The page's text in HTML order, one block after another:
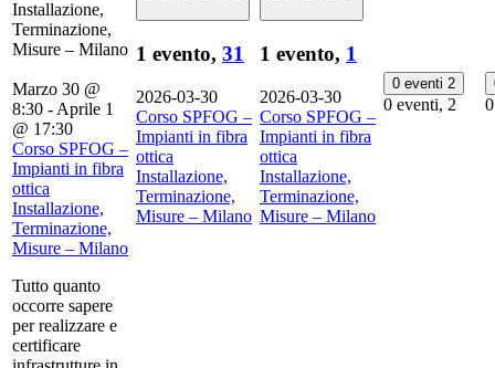
Installazione,
Terminazione,
Misure – Milano
Marzo 30 @
8:30 - Aprile 1
@ 17:30
Corso SPFOG –
Impianti in fibra
ottica
Installazione,
Terminazione,
Misure – Milano
Tutto quanto
occorre sapere
per realizzare e
certificare
1 evento, 31
2026-03-30
Corso SPFOG –
Impianti in fibra
ottica
Installazione,
Terminazione,
Misure – Milano
1 evento, 1
2026-03-30
Corso SPFOG –
Impianti in fibra
ottica
Installazione,
Terminazione,
Misure – Milano
0 eventi 2
0 eventi, 2